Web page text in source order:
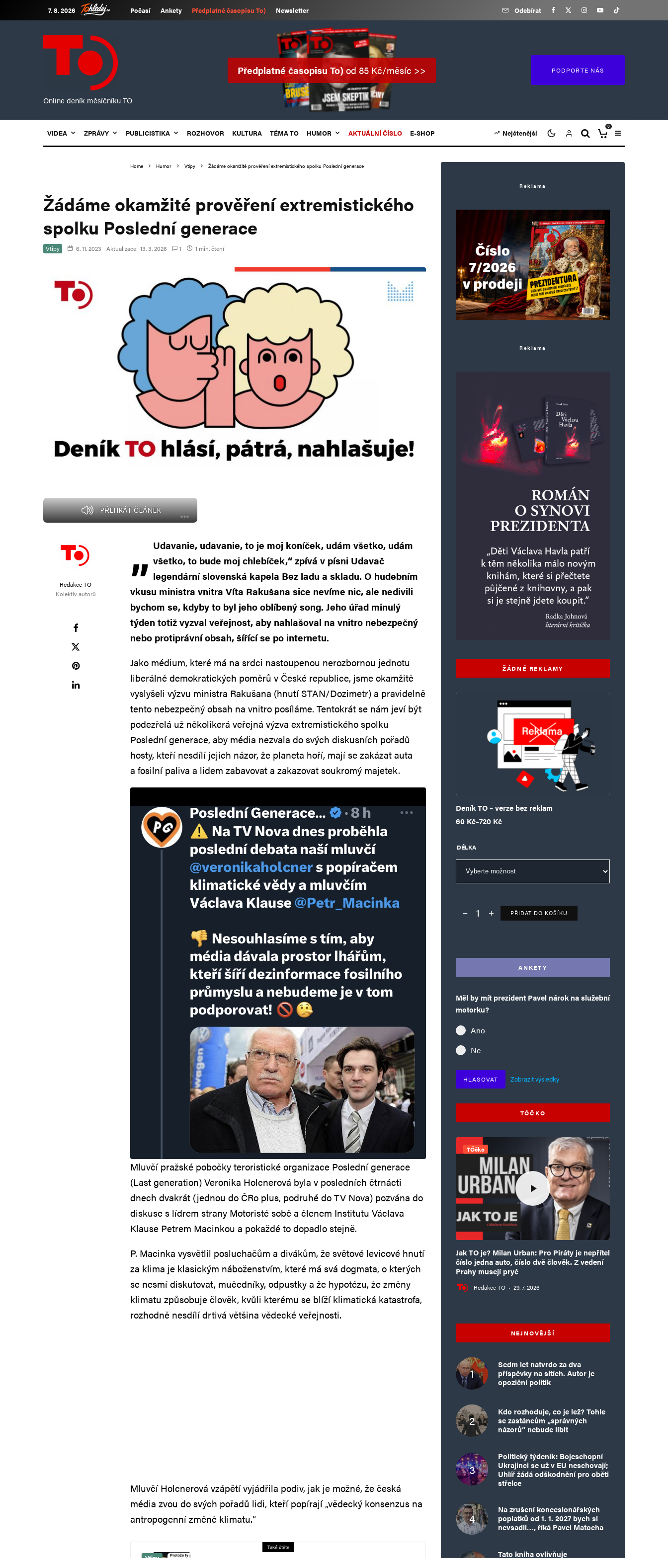
7. 8. 2026 Počasí Ankety Předplatné časopisu To) Newsletter Odebírat
Online deník měsíčníku TO
Předplatné časopisu To)od 85 Kč/měsíc >> PODPOŘTE NÁS
VIDEA ZPRÁVY PUBLICISTIKA ROZHOVOR KULTURA TÉMA TO HUMOR AKTUÁLNÍ ČÍSLO E-SHOP Nejčtenější
0
Home Humor Vtipy Žádáme okamžité prověření extremistického spolku Poslední generace
Žádáme okamžité prověření extremistického
spolku Poslední generace
Vtipy 6. 11. 2023 Aktualizace: 13. 3. 2026 1 1 min. čtení
PŘEHRÁT ČLÁNEK
Redakce TO
Kolektiv autorů
„ Udavanie, udavanie, to je moj koníček, udám všetko, udám
všetko, to bude moj chlebíček,“ zpívá v písni Udavač
legendární slovenská kapela Bez ladu a skladu. O hudebním
vkusu ministra vnitra Víta Rakušana sice nevíme nic, ale nedivili
bychom se, kdyby to byl jeho oblíbený song. Jeho úřad minulý
týden totiž vyzval veřejnost, aby nahlašoval na vnitro nebezpečný
nebo protiprávní obsah, šířící se po internetu.
Jako médium, které má na srdci nastoupenou nerozbornou jednotu
liberálně demokratických poměrů v České republice, jsme okamžitě
vyslyšeli výzvu ministra Rakušana (hnutí STAN/Dozimetr) a pravidelně
tento nebezpečný obsah na vnitro posíláme. Tentokrát se nám jeví být
podezřelá už několikerá veřejná výzva extremistického spolku
Poslední generace, aby média nezvala do svých diskusních pořadů
hosty, kteří nesdílí jejich názor, že planeta hoří, mají se zakázat auta
a fosilní paliva a lidem zabavovat a zakazovat soukromý majetek.
Mluvčí pražské pobočky teroristické organizace Poslední generace
(Last generation) Veronika Holcnerová byla v posledních čtrnácti
dnech dvakrát (jednou do ČRo plus, podruhé do TV Nova) pozvána do
diskuse s lídrem strany Motoristé sobě a členem Institutu Václava
Klause Petrem Macinkou a pokaždé to dopadlo stejně.
P. Macinka vysvětlil posluchačům a divákům, že světové levicové hnutí
za klima je klasickým náboženstvím, které má svá dogmata, o kterých
se nesmí diskutovat, mučedníky, odpustky a že hypotézu, že změny
klimatu způsobuje člověk, kvůli kterému se blíží klimatická katastrofa,
rozhodně nesdílí drtivá většina vědecké veřejnosti.
Mluvčí Holcnerová vzápětí vyjádřila podiv, jak je možné, že česká
média zvou do svých pořadů lidi, kteří popírají „vědecký konsenzus na
antropogenní změně klimatu.“
Také čtěte
Reklama
Reklama
ŽÁDNÉ REKLAMY
Deník TO – verze bez reklam
60 Kč–720 Kč
Rozpětí cen: 60 Kč až 720 Kč
DÉLKA
Deník TO – verze bez reklam množství
PŘIDAT DO KOŠÍKU
ANKETY
Měl by mít prezident Pavel nárok na služební
motorku?
Ano
Ne
HLASOVAT Zobrazit výsledky
TÓČKO
TÓčko
Jak TO je? Milan Urban: Pro Piráty je nepřítel
číslo jedna auto, číslo dvě člověk. Z vedení
Prahy musejí pryč
Redakce TO · 29. 7. 2026
NEJNOVĚJŠÍ
Sedm let natvrdo za dva
příspěvky na sítích. Autor je
opoziční politik
Kdo rozhoduje, co je lež? Tohle
se zastáncům „správných
názorů“ nebude líbit
Politický týdeník: Bojeschopní
Ukrajinci se už v EU neschovají;
Uhlíř žádá odškodnění pro oběti
střelce
Na zrušení koncesionářských
poplatků od 1. 1. 2027 bych si
nevsadil…, říká Pavel Matocha
Tato kniha ovlivňuje